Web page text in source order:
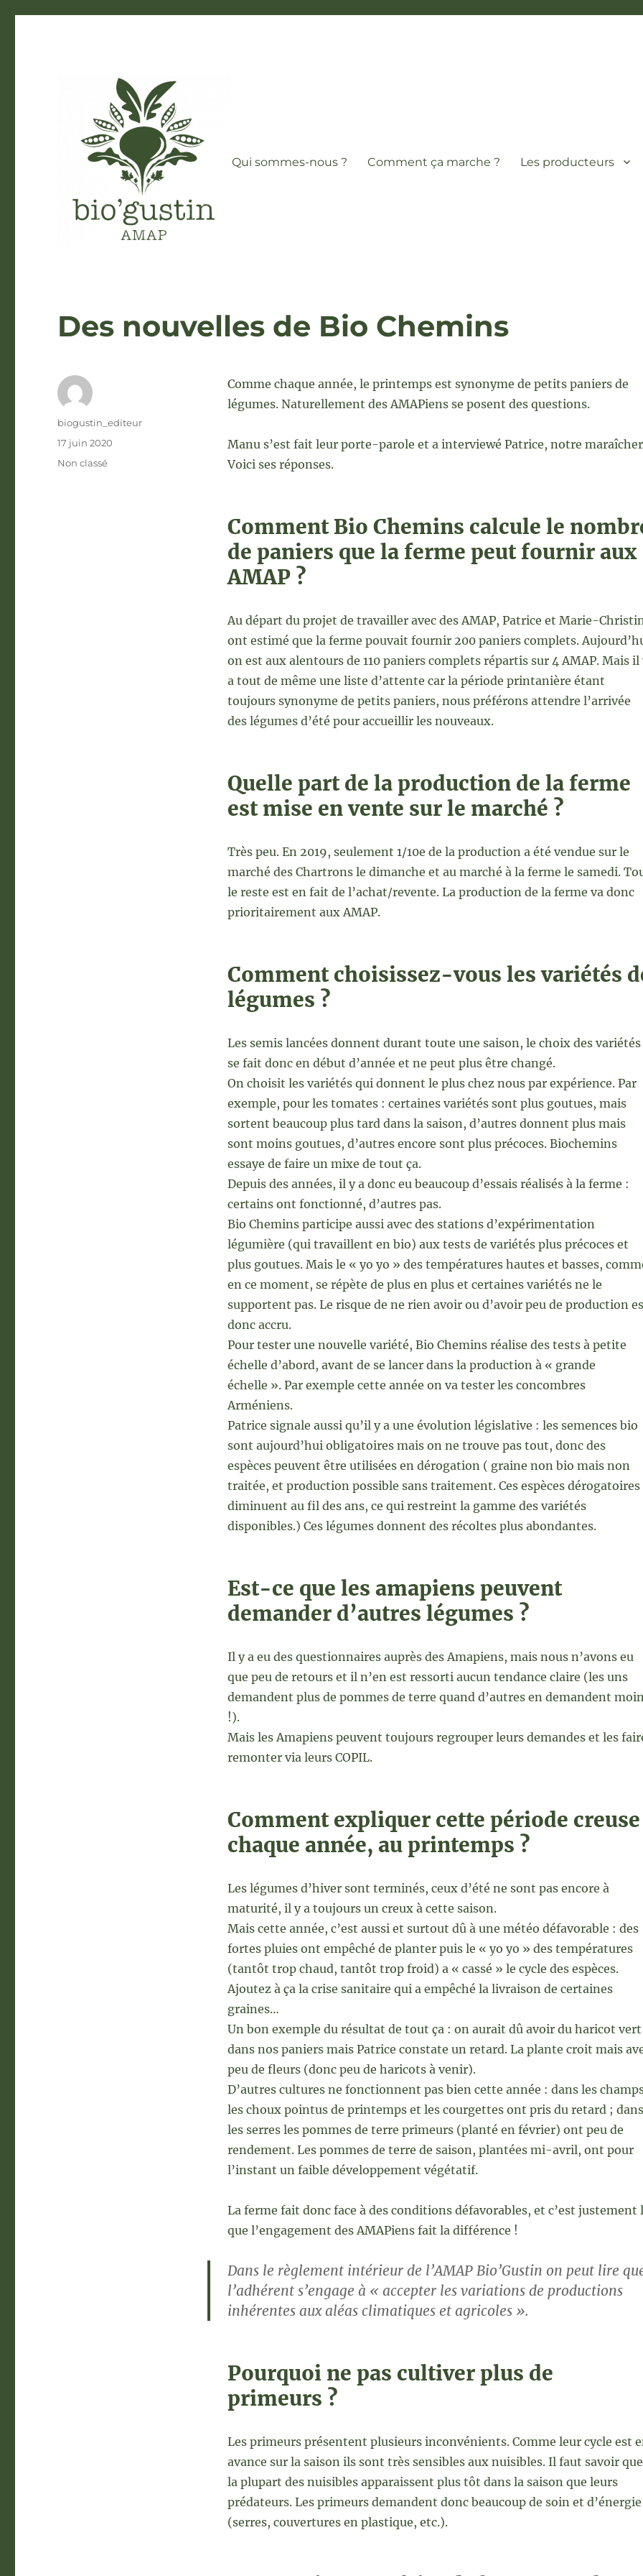
Qui sommes-nous ? Comment ça marche ? Les producteurs
Des nouvelles de Bio Chemins
Comme chaque année, le printemps est synonyme de petits paniers de
légumes. Naturellement des AMAPiens se posent des questions.
Manu s’est fait leur porte-parole et a interviewé Patrice, notre
Voici ses réponses.
Comment Bio Chemins calcule le
de paniers que la ferme peut fournir aux
AMAP ?
Au départ du projet de travailler avec des AMAP, Patrice et Marie-
ont estimé que la ferme pouvait fournir 200 paniers complets.
on est aux alentours de 110 paniers complets répartis sur 4 AMAP. Mais il
a tout de même une liste d’attente car la période printanière étant
toujours synonyme de petits paniers, nous préférons attendre l’arrivée
des légumes d’été pour accueillir les nouveaux.
Quelle part de la production de la ferme
est mise en vente sur le marché ?
Très peu. En 2019, seulement 1/10e de la production a été vendue sur le
marché des Chartrons le dimanche et au marché à la ferme le samedi.
le reste est en fait de l’achat/revente. La production de la ferme va donc
prioritairement aux AMAP.
Comment choisissez-vous les variétés
légumes ?
Les semis lancées donnent durant toute une saison, le choix des variétés
se fait donc en début d’année et ne peut plus être changé.
On choisit les variétés qui donnent le plus chez nous par expérience. Par
exemple, pour les tomates : certaines variétés sont plus goutues, mais
sortent beaucoup plus tard dans la saison, d’autres donnent plus mais
sont moins goutues, d’autres encore sont plus précoces. Biochemins
essaye de faire un mixe de tout ça.
Depuis des années, il y a donc eu beaucoup d’essais réalisés à la ferme :
certains ont fonctionné, d’autres pas.
Bio Chemins participe aussi avec des stations d’expérimentation
légumière (qui travaillent en bio) aux tests de variétés plus précoces et
plus goutues. Mais le « yo yo » des températures hautes et basses,
en ce moment, se répète de plus en plus et certaines variétés ne le
supportent pas. Le risque de ne rien avoir ou d’avoir peu de production
donc accru.
Pour tester une nouvelle variété, Bio Chemins réalise des tests à petite
échelle d’abord, avant de se lancer dans la production à « grande
échelle ». Par exemple cette année on va tester les concombres
Arméniens.
Patrice signale aussi qu’il y a une évolution législative : les semences bio
sont aujourd’hui obligatoires mais on ne trouve pas tout, donc des
espèces peuvent être utilisées en dérogation ( graine non bio mais non
traitée, et production possible sans traitement. Ces espèces dérogatoires
diminuent au fil des ans, ce qui restreint la gamme des variétés
disponibles.) Ces légumes donnent des récoltes plus abondantes.
Est-ce que les amapiens peuvent
demander d’autres légumes ?
Il y a eu des questionnaires auprès des Amapiens, mais nous n’avons eu
que peu de retours et il n’en est ressorti aucun tendance claire (les uns
demandent plus de pommes de terre quand d’autres en demandent
!).
Mais les Amapiens peuvent toujours regrouper leurs demandes et les
remonter via leurs COPIL.
Comment expliquer cette période creuse
chaque année, au printemps ?
Les légumes d’hiver sont terminés, ceux d’été ne sont pas encore à
maturité, il y a toujours un creux à cette saison.
Mais cette année, c’est aussi et surtout dû à une météo défavorable : des
fortes pluies ont empêché de planter puis le « yo yo » des températures
(tantôt trop chaud, tantôt trop froid) a « cassé » le cycle des espèces.
Ajoutez à ça la crise sanitaire qui a empêché la livraison de certaines
graines…
Un bon exemple du résultat de tout ça : on aurait dû avoir du haricot vert
dans nos paniers mais Patrice constate un retard. La plante croit mais
peu de fleurs (donc peu de haricots à venir).
D’autres cultures ne fonctionnent pas bien cette année : dans les
les choux pointus de printemps et les courgettes ont pris du retard ; dans
les serres les pommes de terre primeurs (planté en février) ont peu de
rendement. Les pommes de terre de saison, plantées mi-avril, ont pour
l’instant un faible développement végétatif.
La ferme fait donc face à des conditions défavorables, et c’est justement
que l’engagement des AMAPiens fait la différence !
Dans le règlement intérieur de l’AMAP Bio’Gustin on peut lire
l’adhérent s’engage à « accepter les variations de productions
inhérentes aux aléas climatiques et agricoles ».
Pourquoi ne pas cultiver plus de
primeurs ?
Les primeurs présentent plusieurs inconvénients. Comme leur cycle est
avance sur la saison ils sont très sensibles aux nuisibles. Il faut savoir que
la plupart des nuisibles apparaissent plus tôt dans la saison que leurs
prédateurs. Les primeurs demandent donc beaucoup de soin et d’énergie
(serres, couvertures en plastique, etc.).
Auteur
biogustin_editeur
Publié
17 juin 2020
Catégories
Non classé